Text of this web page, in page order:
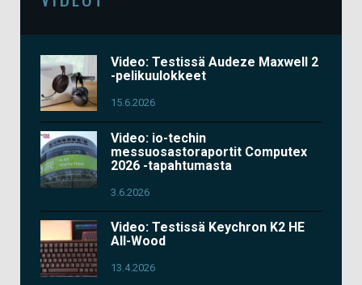
Video: Testissä Audeze Maxwell 2
-pelikuulokkeet
15.6.2026
Video: io-techin
messuosastoraportit Computex
2026 -tapahtumasta
3.6.2026
Video: Testissä Keychron K2 HE
All-Wood
13.4.2026